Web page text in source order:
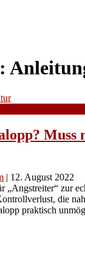
Muss
| 12. August 2022
„Angstreiter“ zur
die
praktisch